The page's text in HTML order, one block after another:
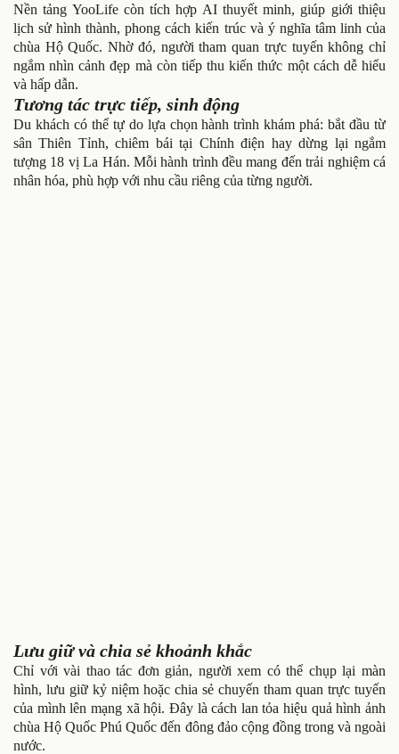
Nền tảng YooLife còn tích hợp AI thuyết minh, giúp giới thiệu
lịch sử hình thành, phong cách kiến trúc và ý nghĩa tâm linh của
chùa Hộ Quốc. Nhờ đó, người tham quan trực tuyến không chỉ
ngắm nhìn cảnh đẹp mà còn tiếp thu kiến thức một cách dễ hiểu
và hấp dẫn.
Tương tác trực tiếp, sinh động
Du khách có thể tự do lựa chọn hành trình khám phá: bắt đầu từ
sân Thiên Tỉnh, chiêm bái tại Chính điện hay dừng lại ngắm
tượng 18 vị La Hán. Mỗi hành trình đều mang đến trải nghiệm cá
nhân hóa, phù hợp với nhu cầu riêng của từng người.
Lưu giữ và chia sẻ khoảnh khắc
Chỉ với vài thao tác đơn giản, người xem có thể chụp lại màn
hình, lưu giữ kỷ niệm hoặc chia sẻ chuyến tham quan trực tuyến
của mình lên mạng xã hội. Đây là cách lan tỏa hiệu quả hình ảnh
chùa Hộ Quốc Phú Quốc đến đông đảo cộng đồng trong và ngoài
nước.